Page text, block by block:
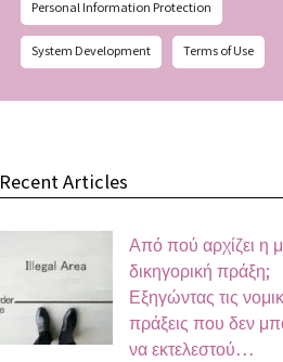
Personal Information Protection
System Development Terms of Use
Recent Articles
Από πού αρχίζει η
δικηγορική πράξη;
Εξηγώντας τις
πράξεις που δεν
να εκτελεστού…